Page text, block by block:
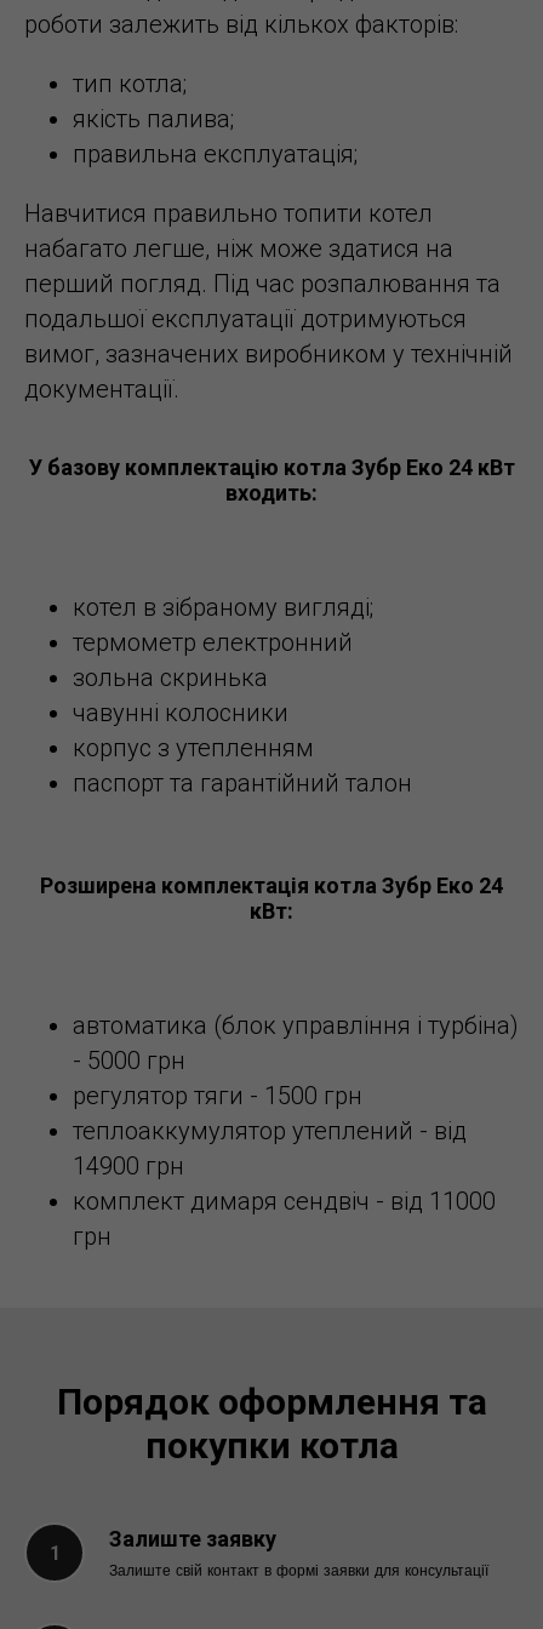
роботи залежить від кількох факторів:
тип котла;
якість палива;
правильна експлуатація;
Навчитися правильно топити котел
набагато легше, ніж може здатися на
перший погляд. Під час розпалювання та
подальшої експлуатації дотримуються
вимог, зазначених виробником у технічній
документації.
У базову комплектацію котла Зубр Еко 24 кВт
входить:
котел в зібраному вигляді;
термометр електронний
зольна скринька
чавунні колосники
корпус з утепленням
паспорт та гарантійний талон
Розширена комплектація котла Зубр Еко 24
кВт:
автоматика (блок управління і турбіна)
- 5000 грн
регулятор тяги - 1500 грн
теплоаккумулятор утеплений - від
14900 грн
комплект димаря сендвіч - від 11000
грн
Порядок оформлення та
покупки котла
Залиште заявку
Залиште свій контакт в формі заявки для консультації